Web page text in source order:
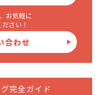
お気軽に
さい！
合わせ
完全ガイド